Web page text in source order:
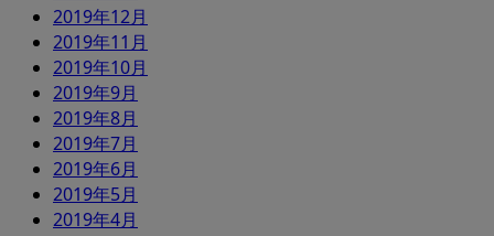
2019年12月
2019年11月
2019年10月
2019年9月
2019年8月
2019年7月
2019年6月
2019年5月
2019年4月